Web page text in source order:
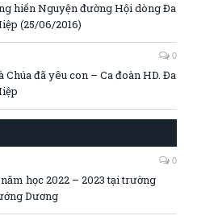
hiến Nguyện đường Hội dòng Đa
(25/06/2016)
0
Chúa đã yêu con – Ca đoàn HD. Đa
0
học 2022 – 2023 tại trường
Dương